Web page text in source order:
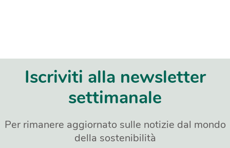
Iscriviti alla newsletter
settimanale
Per rimanere aggiornato sulle notizie dal mondo
della sostenibilità